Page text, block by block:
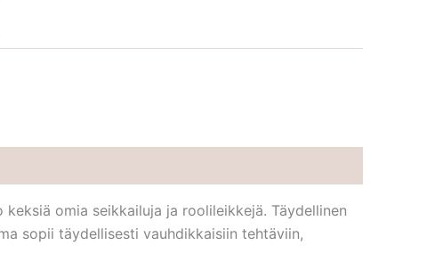
omia seikkailuja ja roolileikkejä. Täydellinen
sopii täydellisesti vauhdikkaisiin tehtäviin,